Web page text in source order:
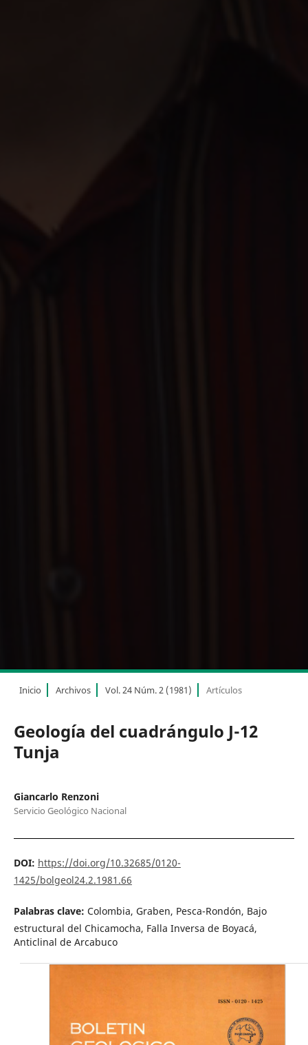
Inicio Archivos Vol. 24 Núm. 2 (1981) Artículos
Geología del cuadrángulo J-12
Tunja
Giancarlo Renzoni
Servicio Geológico Nacional
DOI: https://doi.org/10.32685/0120-
1425/bolgeol24.2.1981.66
Palabras clave: Colombia, Graben, Pesca-Rondón, Bajo
estructural del Chicamocha, Falla Inversa de Boyacá,
Anticlinal de Arcabuco